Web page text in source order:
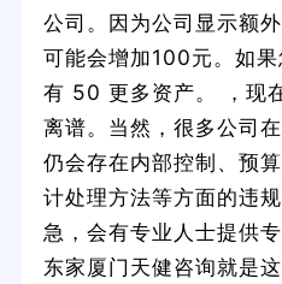
公司。因为公司显示额
可能会增加100元。如
有 50 更多资产。 ，现
离谱。当然，很多公司
仍会存在内部控制、预
计处理方法等方面的违
急，会有专业人士提供
东家厦门天健咨询就是